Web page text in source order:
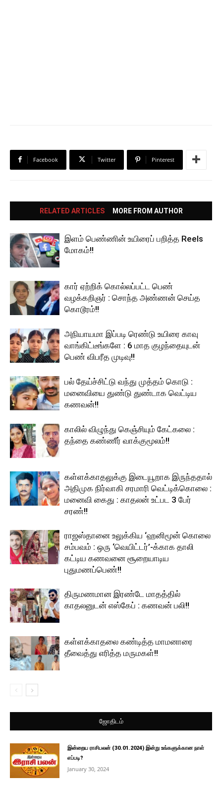
Facebook Twitter Pinterest
RELATED ARTICLES MORE FROM AUTHOR
இளம் பெண்ணின் உயிரைப் பறித்த Reels
மோகம்!!
கார் ஏற்றிக் கொல்லப்பட்ட பெண்
வழக்கறிஞர் : சொந்த அண்ணன் செய்த
கொடூரம்!!
அநியாயமா இப்படி ரெண்டு உயிரை காவு
வாங்கிட்டீங்களே : 6 மாத குழந்தையுடன்
பெண் விபரீத முடிவு!!
பல் தேய்ச்சிட்டு வந்து முத்தம் கொடு :
மனைவியை துண்டு துண்டாக வெட்டிய
கணவன்!!
காலில் விழுந்து கெஞ்சியும் கேட்கலை :
தந்தை கண்ணீர் வாக்குமூலம்!!
கள்ளக்காதலுக்கு இடையூறாக இருந்ததால்
அதிமுக நிர்வாகி சரமாரி வெட்டிக்கொலை :
மனைவி கைது : காதலன் உட்பட 3 பேர்
சரண்!!
ராஜஸ்தானை உலுக்கிய ‘ஹனிமூன் கொலை
சம்பவம் : ஒரு ‘வெயிட்டர்’-க்காக தாலி
கட்டிய கணவனை சூறையாடிய
புதுமணப்பெண்!!
திருமணமான இரண்டே மாதத்தில்
காதலனுடன் எஸ்கேப் : கணவன் பலி!!
கள்ளக்காதலை கண்டித்த மாமனாரை
தீவைத்து எரித்த மருமகள்!!
ஜோதிடம்
இன்றைய ராசிபலன் (30.01.2024) இன்று உங்களுக்கான நாள்
எப்படி?
January 30, 2024